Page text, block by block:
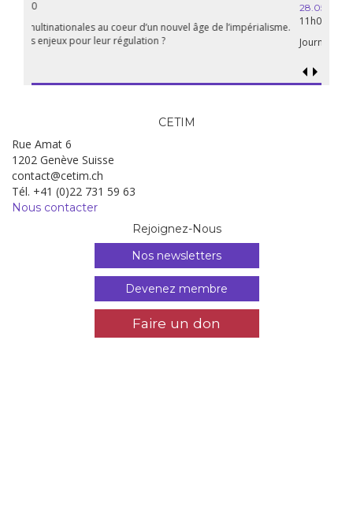
28.05.2025
11h00
Journée d’action mondiale contre Glencore: Mobilisons-nous!
CETIM
Rue Amat 6
1202 Genève Suisse
contact@cetim.ch
Tél. +41 (0)22 731 59 63
Nous contacter
Rejoignez-Nous
Nos newsletters
Devenez membre
Faire un don